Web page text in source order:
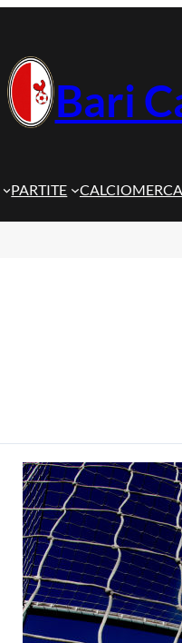
Bari
PARTITE